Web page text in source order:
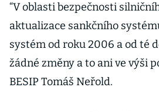
“V oblasti bezpečnosti
aktualizace sankčního
systém od roku 2006 a od té
žádné změny a to ani ve výši
BESIP Tomáš Neřold.